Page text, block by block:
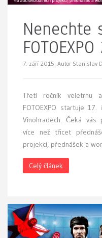
7. září 2015. Autor Stanislav
Třetí ročník veletrhu
FOTOEXPO startuje
Vinohradech. Čeká vás
více než třicet
projekcí, přednášek a
Celý článek